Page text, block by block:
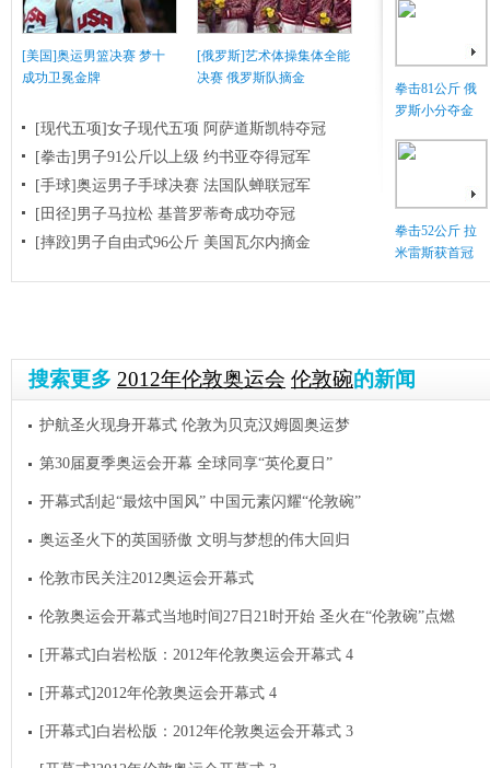
[美国]奥运男篮决赛 梦十
成功卫冕金牌
[俄罗斯]艺术体操集体全能
决赛 俄罗斯队摘金
[现代五项]女子现代五项 阿萨道斯凯特夺冠
[拳击]男子91公斤以上级 约书亚夺得冠军
[手球]奥运男子手球决赛 法国队蝉联冠军
[田径]男子马拉松 基普罗蒂奇成功夺冠
[摔跤]男子自由式96公斤 美国瓦尔内摘金
拳击81公斤 俄
罗斯小分夺金
拳击52公斤 拉
米雷斯获首冠
搜索更多 2012年伦敦奥运会 伦敦碗的新闻
护航圣火现身开幕式 伦敦为贝克汉姆圆奥运梦
第30届夏季奥运会开幕 全球同享“英伦夏日”
开幕式刮起“最炫中国风” 中国元素闪耀“伦敦碗”
奥运圣火下的英国骄傲 文明与梦想的伟大回归
伦敦市民关注2012奥运会开幕式
伦敦奥运会开幕式当地时间27日21时开始 圣火在“伦敦碗”点燃
[开幕式]白岩松版：2012年伦敦奥运会开幕式 4
[开幕式]2012年伦敦奥运会开幕式 4
[开幕式]白岩松版：2012年伦敦奥运会开幕式 3